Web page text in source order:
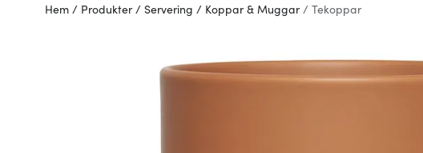
Hem / Produkter / Servering / Koppar & Muggar / Tekoppar